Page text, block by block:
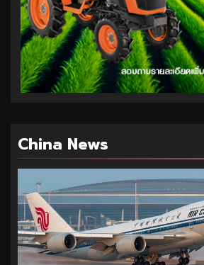
China News